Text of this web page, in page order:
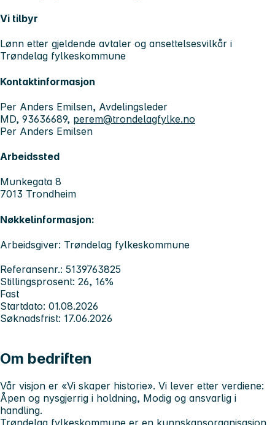
Vi tilbyr
Lønn etter gjeldende avtaler og ansettelsesvilkår i
Trøndelag fylkeskommune
Kontaktinformasjon
Per Anders Emilsen, Avdelingsleder
MD, 93636689, perem@trondelagfylke.no
Per Anders Emilsen
Arbeidssted
Munkegata 8
7013 Trondheim
Nøkkelinformasjon:
Arbeidsgiver: Trøndelag fylkeskommune
Referansenr.: 5139763825
Stillingsprosent: 26, 16%
Fast
Startdato: 01.08.2026
Søknadsfrist: 17.06.2026
Om bedriften
Vår visjon er «Vi skaper historie». Vi lever etter verdiene:
Åpen og nysgjerrig i holdning, Modig og ansvarlig i
handling.
Trøndelag fylkeskommune er en kunnskapsorganisasjon